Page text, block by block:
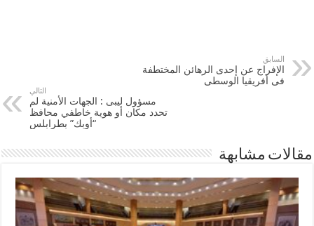
السابق
الإفراج عن إحدى الرهائن المختطفة
فى أفريقيا الوسطى
التالي
مسؤول ليبى : الجهات الأمنية لم
تحدد مكان أو هوية خاطفي محافظ
“أوبك” بطرابلس
مقالات مشابهة